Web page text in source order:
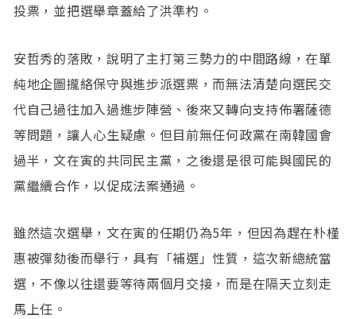
投票，並把選舉章蓋給了洪準杓。
安哲秀的落敗，說明了主打第三勢力的中間路線，在單
純地企圖攏絡保守與進步派選票，而無法清楚向選民交
代自己過往加入過進步陣營、後來又轉向支持佈署薩德
等問題，讓人心生疑慮。但目前無任何政黨在南韓國會
過半，文在寅的共同民主黨，之後還是很可能與國民的
黨繼續合作，以促成法案通過。
雖然這次選舉，文在寅的任期仍為5年，但因為趕在朴槿
惠被彈劾後而舉行，具有「補選」性質，這次新總統當
選，不像以往還要等待兩個月交接，而是在隔天立刻走
馬上任。